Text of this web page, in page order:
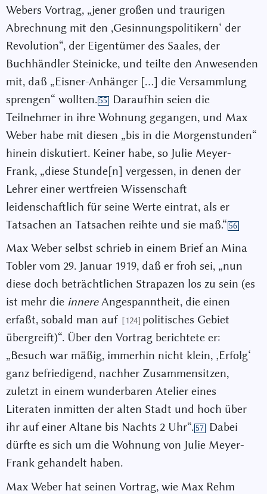
Webers Vortrag, „jener großen und traurigen
Abrechnung mit den ,Gesinnungspolitikern‘ der
Revolution“, der Eigentümer des Saales, der
Buchhändler Steinicke, und teilte den Anwesenden
mit, daß „Eisner-Anhänger […] die Versammlung
sprengen“ wollten.55
Daraufhin seien die
Teilnehmer in ihre Wohnung gegangen, und Max
Weber habe mit diesen „bis in die Morgenstunden“
hinein diskutiert. Keiner habe, so Julie Meyer-
Frank, „diese Stunde[n] vergessen, in denen der
Lehrer einer wertfreien Wissenschaft
leidenschaftlich für seine Werte eintrat, als er
Tatsachen an Tatsachen reihte und sie maß.“ 56
Max Weber selbst schrieb in einem Brief an Mina
Tobler vom 29. Januar 1919, daß er froh sei, „nun
diese doch beträchtlichen Strapazen los zu sein (es
ist mehr die innereAngespanntheit, die einen
erfaßt, sobald man auf [124] politisches Gebiet
übergreift)“. Über den Vortrag berichtete er:
„Besuch war mäßig, immerhin nicht klein, ‚Erfolg‘
ganz befriedigend, nachher Zusammensitzen,
zuletzt in einem wunderbaren Atelier eines
Literaten inmitten der alten Stadt und hoch über
ihr auf einer Altane bis Nachts 2 Uhr“.57
Dabei
dürfte es sich um die Wohnung von Julie Meyer-
Frank gehandelt haben.
Max Weber hat seinen Vortrag, wie Max Rehm